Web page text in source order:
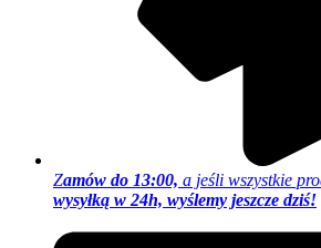
Zamów do 13:00, a jeśli wszystkie
wysyłką w 24h, wyślemy jeszcze dziś!